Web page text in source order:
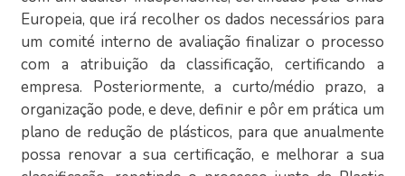
Europeia, que irá recolher os dados necessários para
um comité interno de avaliação finalizar o processo
com a atribuição da classificação, certificando a
empresa. Posteriormente, a curto/médio prazo, a
organização pode, e deve, definir e pôr em prática um
plano de redução de plásticos, para que anualmente
possa renovar a sua certificação, e melhorar a sua